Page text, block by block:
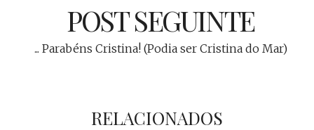
POST SEGUINTE
... Parabéns Cristina! (Podia ser Cristina do Mar)
RELACIONADOS